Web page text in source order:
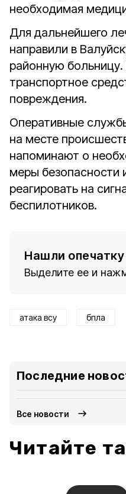
необходимая
Для дальнейшего
направили в
районную больницу.
транспортное
повреждения.
Оперативные
на месте
напоминают о
меры безопасности
реагировать на
беспилотников.
Нашли опечатку
Выделите ее и
атака всу бпла
Последние
Все новости
Читайте